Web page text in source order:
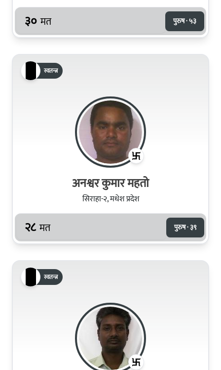
३० मत पुरुष · ५३
स्वतन्त्र
अनश्वर कुमार महतो
सिराहा-२, मधेश प्रदेश
२८ मत पुरुष · ३९
स्वतन्त्र